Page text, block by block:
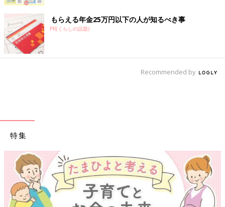
もらえる年金25万円以下の人が知るべき事
PR(くらしの話題)
Recommended by
特集
【ワクチン接種できるものも】妊婦の感染症対策、知っておいて！